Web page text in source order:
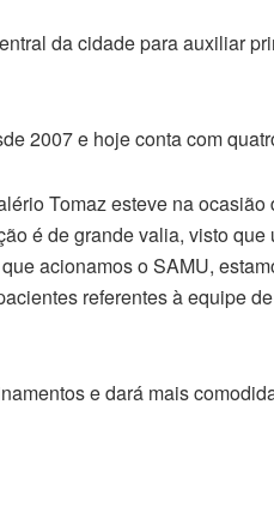
da cidade para auxiliar
2007 e hoje conta com
Tomaz esteve na
é de grande valia, visto
acionamos o SAMU,
referentes à equipe
e dará mais